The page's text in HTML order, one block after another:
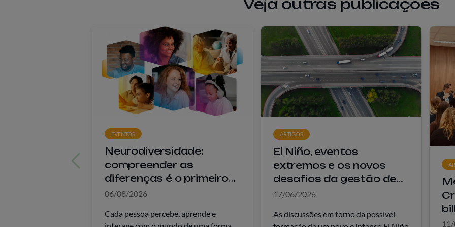
Veja outras publicações
EVENTOS
Neurodiversidade:
compreender as
diferenças é o primeiro
passo para construir
06/08/2026
Cada pessoa percebe, aprende e
ARTIGOS
El Niño, eventos
extremos e os novos
desafios da gestão de
riscos nas concessões
17/06/2026
As discussões em torno da possível